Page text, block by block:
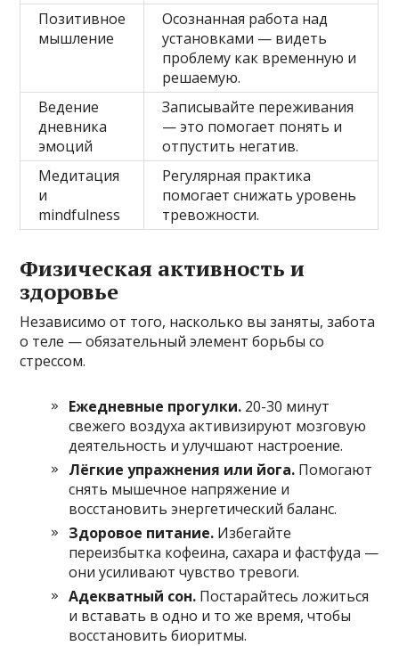
Позитивное
мышление
Осознанная работа над
установками — видеть
проблему как временную и
решаемую.
Ведение
дневника
эмоций
Записывайте переживания
— это помогает понять и
отпустить негатив.
Медитация
и
mindfulness
Регулярная практика
помогает снижать уровень
тревожности.
Физическая активность и
здоровье
Независимо от того, насколько вы заняты, забота
о теле — обязательный элемент борьбы со
стрессом.
Ежедневные прогулки. 20-30 минут
свежего воздуха активизируют мозговую
деятельность и улучшают настроение.
Лёгкие упражнения или йога. Помогают
снять мышечное напряжение и
восстановить энергетический баланс.
Здоровое питание. Избегайте
переизбытка кофеина, сахара и фастфуда —
они усиливают чувство тревоги.
Адекватный сон. Постарайтесь ложиться
и вставать в одно и то же время, чтобы
восстановить биоритмы.